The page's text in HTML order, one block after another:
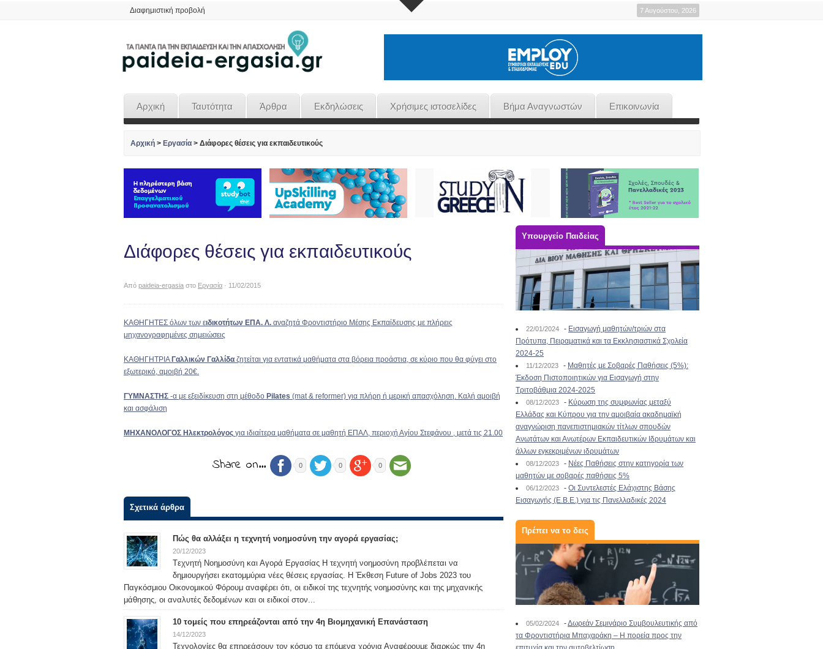
Διαφημιστική προβολή 7 Αυγούστου, 2026
Αρχική Ταυτότητα Άρθρα Εκδηλώσεις Χρήσιμες ιστοσελίδες Βήμα Αναγνωστών Επικοινωνία
Αρχική > Εργασία > Διάφορες θέσεις για εκπαιδευτικούς
Διάφορες θέσεις για εκπαιδευτικούς
Από paideia-ergasia στο Εργασία · 11/02/2015
ΚΑΘΗΓΗΤΕΣ όλων των ειδικοτήτων ΕΠΑ. Λ. αναζητά Φροντιστήριο Μέσης Εκπαίδευσης με πλήρεις
μηχανογραφημένες σημειώσεις
ΚΑΘΗΓΗΤΡΙΑ Γαλλικών Γαλλίδα ζητείται για εντατικά μαθήματα στα βόρεια προάστια, σε κύριο που θα φύγει στο
εξωτερικό, αμοιβή 20€.
ΓΥΜΝΑΣΤΗΣ -α με εξειδίκευση στη μέθοδο Pilates (mat & reformer) για πλήρη ή μερική απασχόληση. Καλή αμοιβή
και ασφάλιση
ΜΗΧΑΝΟΛΟΓΟΣ Ηλεκτρολόγος για ιδιαίτερα μαθήματα σε μαθητή ΕΠΑΛ, περιοχή Αγίου Στεφάνου , μετά τις 21.00
Share on… 0 0 0
Σχετικά άρθρα
Πώς θα αλλάξει η τεχνητή νοημοσύνη την αγορά εργασίας;
20/12/2023
Tεχνητή Νοημοσύνη και Αγορά Εργασίας Η τεχνητή νοημοσύνη προβλέπεται να
δημιουργήσει εκατομμύρια νέες θέσεις εργασίας. Η Έκθεση Future of Jobs 2023 του
Παγκόσμιου Οικονομικού Φόρουμ αναφέρει ότι, οι ειδικοί της τεχνητής νοημοσύνης και της μηχανικής
μάθησης, οι αναλυτές δεδομένων και οι ειδικοί στον...
10 τομείς που επηρεάζονται από την 4η Βιομηχανική Επανάσταση
14/12/2023
Τεχνολογίες θα επηρεάσουν τον κόσμο τα επόμενα χρόνια Αναφέρουμε διαρκώς την 4η
Υπουργείο Παιδείας
22/01/2024 - Εισαγωγή μαθητών/τριών στα
Πρότυπα, Πειραματικά και τα Εκκλησιαστικά Σχολεία
2024-25
11/12/2023 - Μαθητές με Σοβαρές Παθήσεις (5%):
Έκδοση Πιστοποιητικών για Εισαγωγή στην
Τριτοβάθμια 2024-2025
08/12/2023 - Κύρωση της συμφωνίας μεταξύ
Ελλάδας και Κύπρου για την αμοιβαία ακαδημαϊκή
αναγνώριση πανεπιστημιακών τίτλων σπουδών
Ανωτάτων και Ανωτέρων Εκπαιδευτικών Ιδρυμάτων και
άλλων εγκεκριμένων ιδρυμάτων
08/12/2023 - Νέες Παθήσεις στην κατηγορία των
μαθητών με σοβαρές παθήσεις 5%
06/12/2023 - Οι Συντελεστές Ελάχιστης Βάσης
Εισαγωγής (Ε.Β.Ε.) για τις Πανελλαδικές 2024
Πρέπει να το δεις
05/02/2024 -Δωρεάν Σεμινάριο Συμβουλευτικής από
τα Φροντιστήρια Μπαχαράκη – Η πορεία προς την